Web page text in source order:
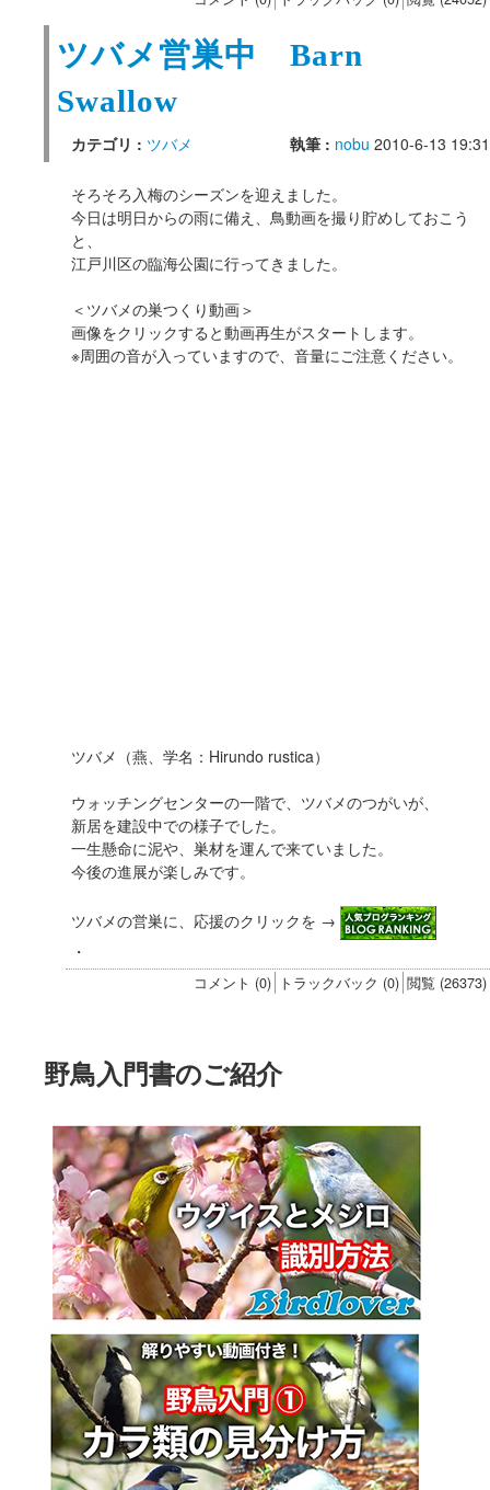
ツバメ営巣中 Barn
Swallow
カテゴリ : ツバメ 執筆 : nobu 2010-6-13 19:31
そろそろ入梅のシーズンを迎えました。
今日は明日からの雨に備え、鳥動画を撮り貯めしておこう
と、
江戸川区の臨海公園に行ってきました。
＜ツバメの巣つくり動画＞
画像をクリックすると動画再生がスタートします。
※周囲の音が入っていますので、音量にご注意ください。
ツバメ（燕、学名：Hirundo rustica）
ウォッチングセンターの一階で、ツバメのつがいが、
新居を建設中での様子でした。
一生懸命に泥や、巣材を運んで来ていました。
今後の進展が楽しみです。
ツバメの営巣に、応援のクリックを →
・
コメント (0) トラックバック (0) 閲覧 (26373)
野鳥入門書のご紹介